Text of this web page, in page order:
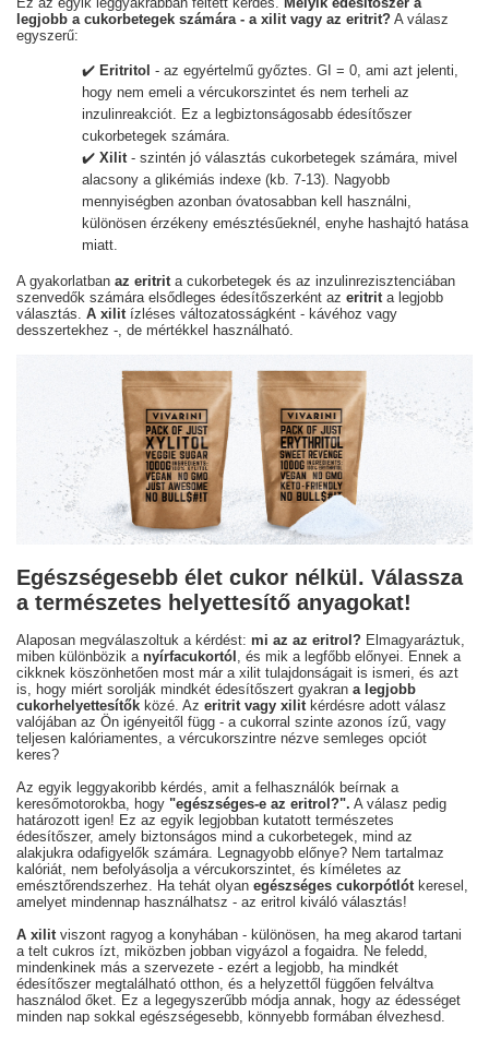
legjobb a cukorbetegek számára - a xilit vagy az eritrit? A válasz
egyszerű:
✔️ Eritritol - az egyértelmű győztes. GI = 0, ami azt jelenti,
hogy nem emeli a vércukorszintet és nem terheli az
inzulinreakciót. Ez a legbiztonságosabb édesítőszer
cukorbetegek számára.
✔️ Xilit - szintén jó választás cukorbetegek számára, mivel
alacsony a glikémiás indexe (kb. 7-13). Nagyobb
mennyiségben azonban óvatosabban kell használni,
különösen érzékeny emésztésűeknél, enyhe hashajtó hatása
miatt.
A gyakorlatban az eritrit a cukorbetegek és az inzulinrezisztenciában
szenvedők számára elsődleges édesítőszerként az eritrit a legjobb
választás. A xilit ízléses változatosságként - kávéhoz vagy
desszertekhez -, de mértékkel használható.
Egészségesebb élet cukor nélkül. Válassza
a természetes helyettesítő anyagokat!
Alaposan megválaszoltuk a kérdést: mi az az eritrol? Elmagyaráztuk,
miben különbözik a nyírfacukortól , és mik a legfőbb előnyei. Ennek a
cikknek köszönhetően most már a xilit tulajdonságait is ismeri, és azt
is, hogy miért sorolják mindkét édesítőszert gyakran a legjobb
cukorhelyettesítők közé. Az eritrit vagy xilitkérdésre adott válasz
valójában az Ön igényeitől függ - a cukorral szinte azonos ízű, vagy
teljesen kalóriamentes, a vércukorszintre nézve semleges opciót
keres?
Az egyik leggyakoribb kérdés, amit a felhasználók beírnak a
keresőmotorokba, hogy "egészséges-e az eritrol?". A válasz pedig
határozott igen! Ez az egyik legjobban kutatott természetes
édesítőszer, amely biztonságos mind a cukorbetegek, mind az
alakjukra odafigyelők számára. Legnagyobb előnye? Nem tartalmaz
kalóriát, nem befolyásolja a vércukorszintet, és kíméletes az
emésztőrendszerhez. Ha tehát olyan egészséges cukorpótlótkeresel,
amelyet mindennap használhatsz - az eritrol kiváló választás!
A xilitviszont ragyog a konyhában - különösen, ha meg akarod tartani
a telt cukros ízt, miközben jobban vigyázol a fogaidra. Ne feledd,
mindenkinek más a szervezete - ezért a legjobb, ha mindkét
édesítőszer megtalálható otthon, és a helyzettől függően felváltva
használod őket. Ez a legegyszerűbb módja annak, hogy az édességet
minden nap sokkal egészségesebb, könnyebb formában élvezhesd.